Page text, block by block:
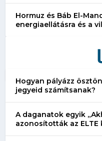
Hormuz és Báb El-
energiaellátásra és a
Hogyan pályázz
jegyeid számítsanak?
A daganatok egyik
azonosították az ELTE